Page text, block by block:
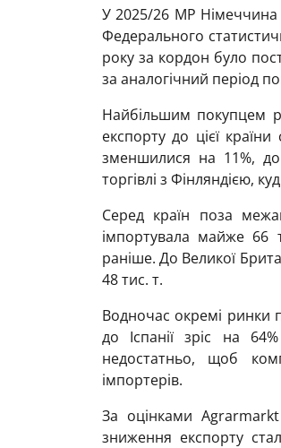
У 2025/26 МР Німеччина
Федерального
року за кордон було
за аналогічний період
Найбільшим покупцем
експорту до цієї
зменшилися на 11%,
торгівлі з Фінляндією,
Серед країн поза
імпортувала майже
раніше. До Великої
48 тис. т.
Водночас окремі ринки
до Іспанії зріс на
недостатньо, щоб
імпортерів.
За оцінками
зниження експорту